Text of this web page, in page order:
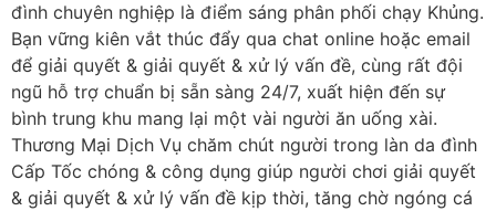
đình chuyên nghiệp là điểm sáng phân phối chạy Khủng.
Bạn vững kiên vắt thúc đẩy qua chat online hoặc email
để giải quyết & giải quyết & xử lý vấn đề, cùng rất đội
ngũ hỗ trợ chuẩn bị sẵn sàng 24/7, xuất hiện đến sự
bình trung khu mang lại một vài người ăn uống xài.
Thương Mại Dịch Vụ chăm chút người trong làn da đình
Cấp Tốc chóng & công dụng giúp người chơi giải quyết
& giải quyết & xử lý vấn đề kịp thời, tăng chờ ngóng cá